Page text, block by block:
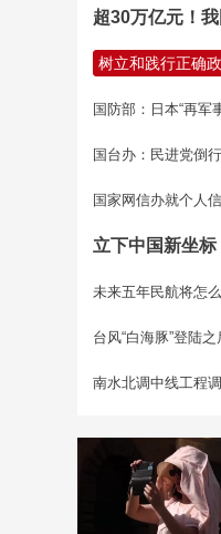
超30万亿元！
树立和践行正确
国防部：日本“再军
国台办：民进党倒
国家网信办就个人
立下中国新坐
未来五年民航将怎
台风“白海豚”登陆
南水北调中线工程